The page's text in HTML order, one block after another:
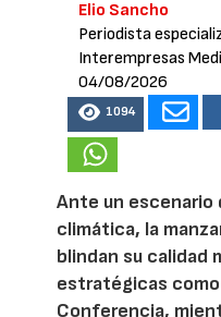
Elio Sancho
Periodista
Interempresas
04/08/2026
1094
Ante un escenario
climática, la
blindan su calidad
estratégicas como
Conferencia,